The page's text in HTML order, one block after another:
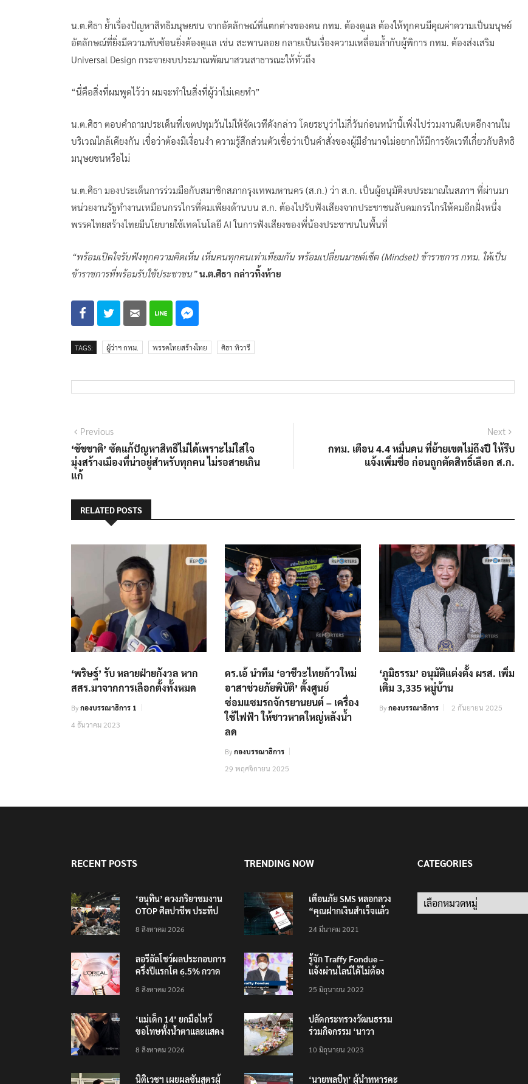
น.ต.ศิธา ย้ำเรื่องปัญหาสิทธิมนุษยชน จากอัตลักษณ์ที่แตกต่างของคน กทม. ต้องดูแล ต้องให้ทุกคนมีคุณค่าความเป็นมนุษย์
อัตลักษณ์ที่ยิ่งมีความทับซ้อนยิ่งต้องดูแล เช่น สะพานลอย กลายเป็นเรื่องความเหลื่อมล้ำกับผู้พิการ กทม. ต้องส่งเสริม
Universal Design กระจายงบประมาณพัฒนาสวนสาธารณะให้ทั่วถึง
“นี่คือสิ่งที่ผมพูดไว้ว่า ผมจะทำในสิ่งที่ผู้ว่าไม่เคยทำ”
น.ต.ศิธา ตอบคำถามประเด็นที่เขตปทุมวันไม่ให้จัดเวทีดังกล่าว โดยระบุว่าไม่กี่วันก่อนหน้านี้เพิ่งไปร่วมงานดีเบตอีกงานใน
บริเวณใกล้เคียงกัน เชื่อว่าต้องมีเงื่อนงำ ความรู้สึกส่วนตัวเชื่อว่าเป็นคำสั่งของผู้มีอำนาจไม่อยากให้มีการจัดเวทีเกี่ยวกับสิทธิ
มนุษยชนหรือไม่
น.ต.ศิธา มองประเด็นการร่วมมือกับสมาชิกสภากรุงเทพมหานคร (ส.ก.) ว่า ส.ก. เป็นผู้อนุมัติงบประมาณในสภาฯ ที่ผ่านมา
หน่วยงานรัฐทำงานเหมือนกรรไกรที่คมเพียงด้านบน ส.ก. ต้องไปรับฟังเสียงจากประชาชนลับคมกรรไกรให้คมอีกฝั่งหนึ่ง
พรรคไทยสร้างไทยมีนโยบายใช้เทคโนโลยี AI ในการฟังเสียงของพี่น้องประชาชนในพื้นที่
“พร้อมเปิดใจรับฟังทุกความคิดเห็น เห็นคนทุกคนเท่าเทียมกัน พร้อมเปลี่ยนมายด์เซ็ต (Mindset) ข้าราชการ กทม. ให้เป็น
ข้าราชการที่พร้อมรับใช้ประชาชน” น.ต.ศิธา กล่าวทิ้งท้าย
TAGS: ผู้ว่าฯ กทม. พรรคไทยสร้างไทย ศิธา ทิวารี
แนะแนว
เรื่อง
PreviousPrevious
post:
‘ชัชชาติ’ ซัดแก้ปัญหาสิทธิไม่ได้เพราะไม่ใส่ใจ
มุ่งสร้างเมืองที่น่าอยู่สำหรับทุกคน ไม่รอสายเกิน
แก้
Next
post:
กทม. เตือน 4.4 หมื่นคน ที่ย้ายเขตไม่ถึงปี ให้รีบ
แจ้งเพิ่มชื่อ ก่อนถูกตัดสิทธิ์เลือก ส.ก.
RELATED POSTS
‘พริษฐ์’ รับ หลายฝ่ายกังวล หาก
สสร.มาจากการเลือกตั้งทั้งหมด
Byกองบรรณาธิการ 1
4 ธันวาคม 2023
ดร.เอ้ นำทีม ‘อาชีวะไทยก้าวใหม่
อาสาช่วยภัยพิบัติ’ ตั้งศูนย์
ซ่อมแซมรถจักรยานยนต์ – เครื่อง
ใช้ไฟฟ้า ให้ชาวหาดใหญ่หลังน้ำ
ลด
Byกองบรรณาธิการ
29 พฤศจิกายน 2025
‘ภูมิธรรม’ อนุมัติแต่งตั้ง ผรส. เพิ่ม
เติม 3,335 หมู่บ้าน
Byกองบรรณาธิการ 2 กันยายน 2025
RECENT POSTS
‘อนุทิน’ ควงภริยาชมงาน
OTOP ศิลปาชีพ ประทีป
8 สิงหาคม 2026
ลอรีอัลโชว์ผลประกอบการ
ครึ่งปีแรกโต 6.5% กวาด
คว้าไลเซนส์ ‘กุชชี่’ 50 ปี
ตลาดไทย
8 สิงหาคม 2026
‘แม่เด็ก 14’ ยกมือไหว้
ขอโทษทั้งน้ำตาและแสดง
เสียชีวิต
8 สิงหาคม 2026
นิติเวชฯ เผยผลชันสูตรผู้
TRENDING NOW
เตือนภัย SMS หลอกลวง
“คุณฝากเงินสำเร็จแล้ว
200,000 บาท”
24 มีนาคม 2021
รู้จัก Traffy Fondue –
แจ้งผ่านไลน์ได้ไม่ต้อง
ทั่วไทย ไม่ใช่แค่ในกรุง
25 มิถุนายน 2022
ปลัดกระทรวงวัฒนธรรม
ร่วมกิจกรรม ‘นาวา
ตักบาตรทางน้ำ
10 มิถุนายน 2023
‘นายพลบีทู’ ผู้นำทหารคะ
CATEGORIES
Categories